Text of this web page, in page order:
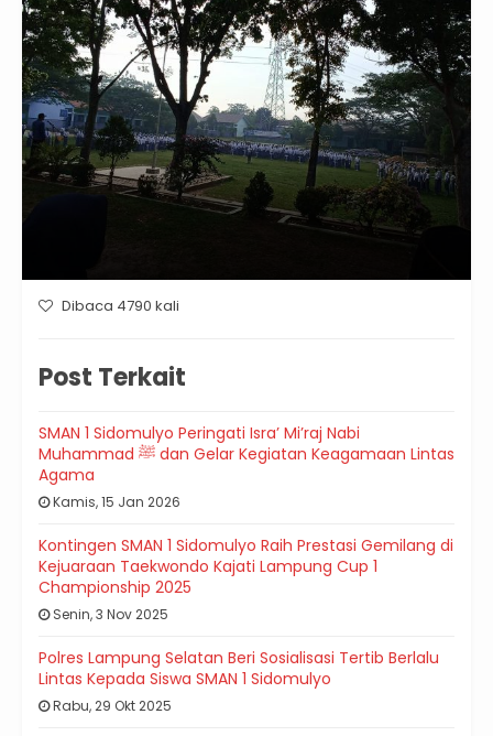
Dibaca 4790 kali
Post Terkait
SMAN 1 Sidomulyo Peringati Isra’ Mi’raj Nabi
Muhammad ﷺ dan Gelar Kegiatan Keagamaan Lintas
Agama
Kamis, 15 Jan 2026
Kontingen SMAN 1 Sidomulyo Raih Prestasi Gemilang di
Kejuaraan Taekwondo Kajati Lampung Cup 1
Championship 2025
Senin, 3 Nov 2025
Polres Lampung Selatan Beri Sosialisasi Tertib Berlalu
Lintas Kepada Siswa SMAN 1 Sidomulyo
Rabu, 29 Okt 2025